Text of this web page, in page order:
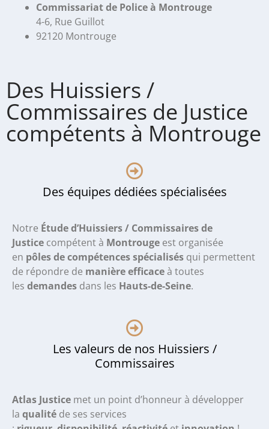
Commissariat de Police à Montrouge
4-6, Rue Guillot
92120 Montrouge
Des Huissiers /
Commissaires de Justice
compétents à Montrouge
Des équipes dédiées spécialisées
Notre Étude d’Huissiers / Commissaires de
Justice compétent à Montrouge est organisée
en pôles de compétences spécialisés qui permettent
de répondre de manière efficaceà toutes
les demandes dans les Hauts-de-Seine.
Les valeurs de nos Huissiers /
Commissaires
Atlas Justice met un point d’honneur à développer
la qualité de ses services